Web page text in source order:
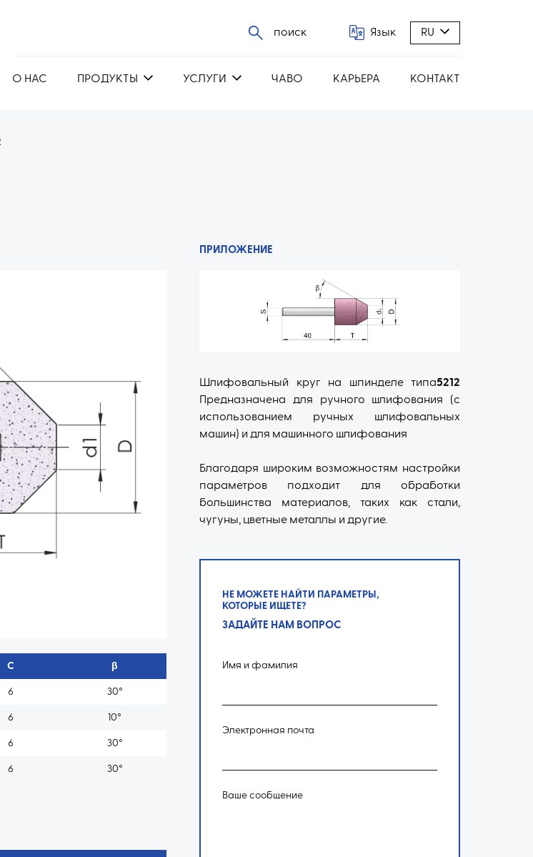
поиск Язык RU
О НАС ПРОДУКТЫ УСЛУГИ ЧАВО КАРЬЕРА КОНТАКТ
C β
6 30°
6 10°
6 30°
6 30°
ПРИЛОЖЕНИЕ
Шлифовальный круг на шпинделе типа5212
Предназначена для ручного шлифования (с
использованием ручных шлифовальных
машин) и для машинного шлифования
Благодаря широким возможностям настройки
параметров подходит для обработки
большинства материалов, таких как стали,
чугуны, цветные металлы и другие.
НЕ МОЖЕТЕ НАЙТИ ПАРАМЕТРЫ,
КОТОРЫЕ ИЩЕТЕ?
ЗАДАЙТЕ НАМ ВОПРОС
Имя и фамилия
Электронная почта
Ваше сообщение